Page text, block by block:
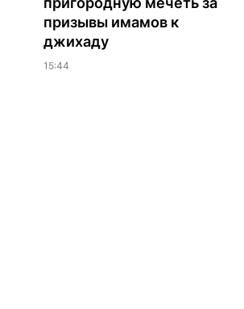
призывы имамов к
джихаду
15:44